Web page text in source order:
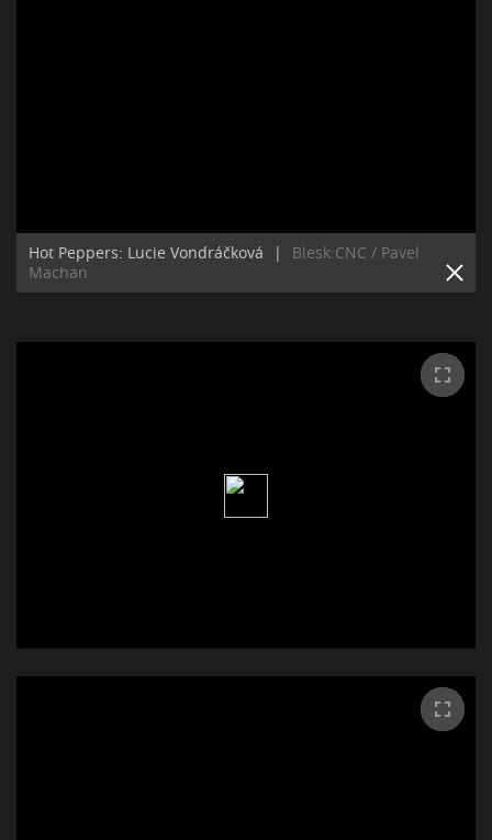
Hot Peppers: Lucie Vondráčková |
Blesk:CNC / Pavel
Machan